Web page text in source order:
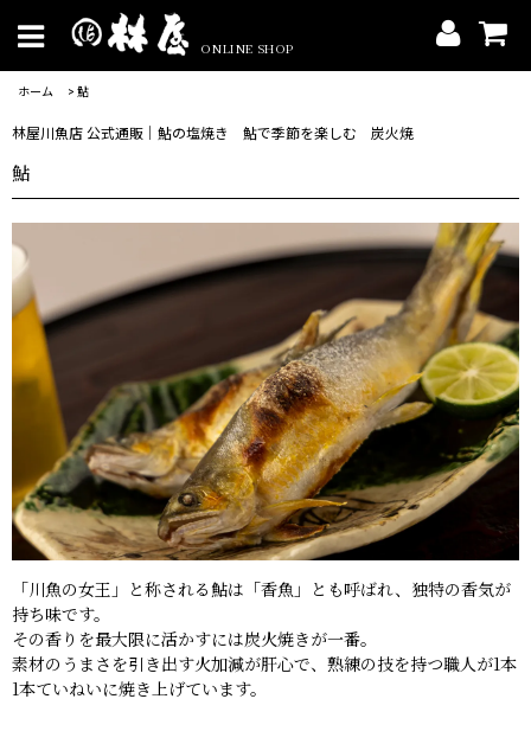
ONLINE SHOP
ホーム > 鮎
林屋川魚店 公式通販｜鮎の塩焼き 鮎で季節を楽しむ 炭火焼
鮎
「川魚の女王」と称される鮎は「香魚」とも呼ばれ、独特の香気が
持ち味です。
その香りを最大限に活かすには炭火焼きが一番。
素材のうまさを引き出す火加減が肝心で、熟練の技を持つ職人が1本
1本ていねいに焼き上げています。